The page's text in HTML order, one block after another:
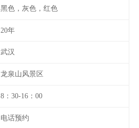
黑色，灰色，红色
20年
武汉
龙泉山风景区
8：30-16：00
电话预约